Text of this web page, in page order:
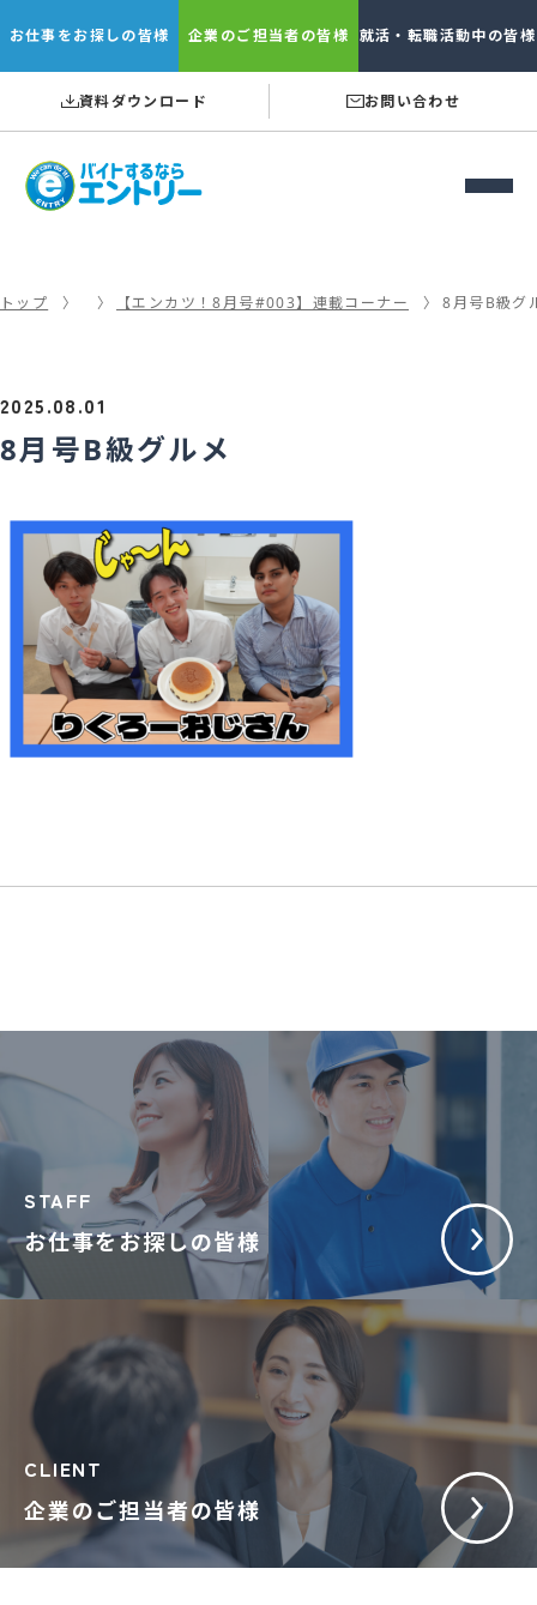
お仕事をお探しの皆様 企業のご担当者の皆様 就活・転職活動中の皆様
資料ダウンロード お問い合わせ
トップ 【エンカツ！8月号#003】連載コーナー 8月号B級グ
2025.08.01
8月号B級グルメ
お仕事をお探しの皆様
STAFF
企業のご担当者の皆様
CLIENT